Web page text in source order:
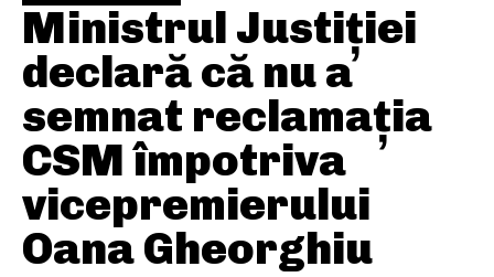
Ministrul Justiției
declară că nu a
semnat reclamația
CSM împotriva
vicepremierului
Oana Gheorghiu